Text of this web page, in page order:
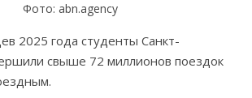
Фото: abn.agency
2025 года студенты Санкт-
свыше 72 миллионов поездок